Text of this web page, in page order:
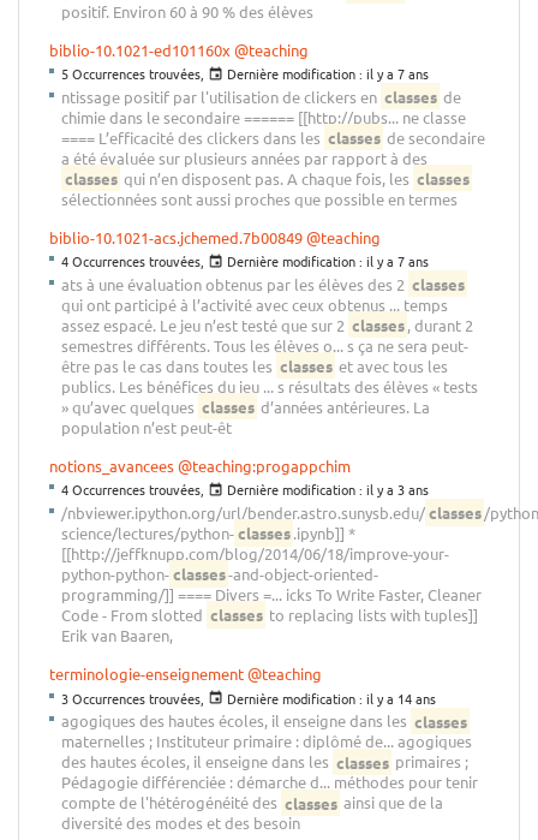
positif. Environ 60 à 90 % des élèves
biblio-10.1021-ed101160x @teaching
5 Occurrences trouvées, Dernière modification : il y a 7 ans
ntissage positif par l'utilisation de clickers en classes de
chimie dans le secondaire ====== [[http://pubs... ne classe
==== L’efficacité des clickers dans les classes de secondaire
a été évaluée sur plusieurs années par rapport à des
classes qui n’en disposent pas. A chaque fois, les classes
sélectionnées sont aussi proches que possible en termes
biblio-10.1021-acs.jchemed.7b00849@teaching
4 Occurrences trouvées, Dernière modification : il y a 7 ans
ats à une évaluation obtenus par les élèves des 2 classes
qui ont participé à l’activité avec ceux obtenus ... temps
assez espacé. Le jeu n’est testé que sur 2 classes , durant 2
semestres différents. Tous les élèves o... s ça ne sera peut-
être pas le cas dans toutes les classes et avec tous les
publics. Les bénéfices du jeu ... s résultats des élèves « tests
» qu’avec quelques classes d’années antérieures. La
population n’est peut-êt
notions_avancees@teaching:progappchim
4 Occurrences trouvées, Dernière modification : il y a 3 ans
/nbviewer.ipython.org/url/bender.astro.sunysb.edu/classes /
science/lectures/python-classes .ipynb]] *
[[http://jeffknupp.com/blog/2014/06/18/improve-your-
python-python-classes-and-object-oriented-
programming/]] ==== Divers =... icks To Write Faster, Cleaner
Code - From slotted classes to replacing lists with tuples]]
Erik van Baaren,
terminologie-enseignement@teaching
3 Occurrences trouvées, Dernière modification : il y a 14 ans
agogiques des hautes écoles, il enseigne dans les classes
maternelles ; Instituteur primaire : diplômé de... agogiques
des hautes écoles, il enseigne dans les classes primaires ;
Pédagogie différenciée : démarche d... méthodes pour tenir
compte de l'hétérogénéité des classes ainsi que de la
diversité des modes et des besoin